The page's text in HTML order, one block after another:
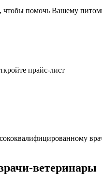
помочь Вашему
прайс-лист
ветеринары